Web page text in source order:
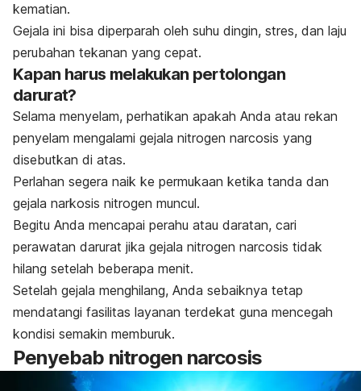
kematian.
Gejala ini bisa diperparah oleh suhu dingin, stres, dan laju
perubahan tekanan yang cepat.
Kapan harus melakukan pertolongan
darurat?
Selama menyelam, perhatikan apakah Anda atau rekan
penyelam mengalami gejala nitrogen narcosis yang
disebutkan di atas.
Perlahan segera naik ke permukaan ketika tanda dan
gejala narkosis nitrogen muncul.
Begitu Anda mencapai perahu atau daratan, cari
perawatan darurat jika gejala nitrogen narcosis tidak
hilang setelah beberapa menit.
Setelah gejala menghilang, Anda sebaiknya tetap
mendatangi fasilitas layanan terdekat guna mencegah
kondisi semakin memburuk.
Penyebab nitrogen narcosis